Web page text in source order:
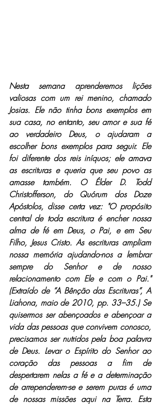
Nesta semana aprenderemos lições
valiosas com um rei menino, chamado
Josias. Ele não tinha bons exemplos em
sua casa, no entanto, seu amor e sua fé
ao verdadeiro Deus, o ajudaram a
escolher bons exemplos para seguir. Ele
foi diferente dos reis iníquos; ele amava
as escrituras e queria que seu povo as
amasse também. O Élder D. Todd
Christofferson, do Quórum dos Doze
Apóstolos, disse certa vez: "O propósito
central de toda escritura é encher nossa
alma de fé em Deus, o Pai, e em Seu
Filho, Jesus Cristo. As escrituras ampliam
nossa memória ajudando-nos a lembrar
sempre do Senhor e de nosso
relacionamento com Ele e com o Pai."
(Extraído de “A Bênção das Escrituras”, A
Liahona, maio de 2010, pp. 33–35.) Se
quisermos ser abençoados e abençoar a
vida das pessoas que convivem conosco,
precisamos ser nutridos pela boa palavra
de Deus. Levar o Espírito do Senhor ao
coração das pessoas a fim de
despertarem nelas a fé e a determinação
de arrependerem-se e serem puras é uma
de nossas missões aqui na Terra. Esta